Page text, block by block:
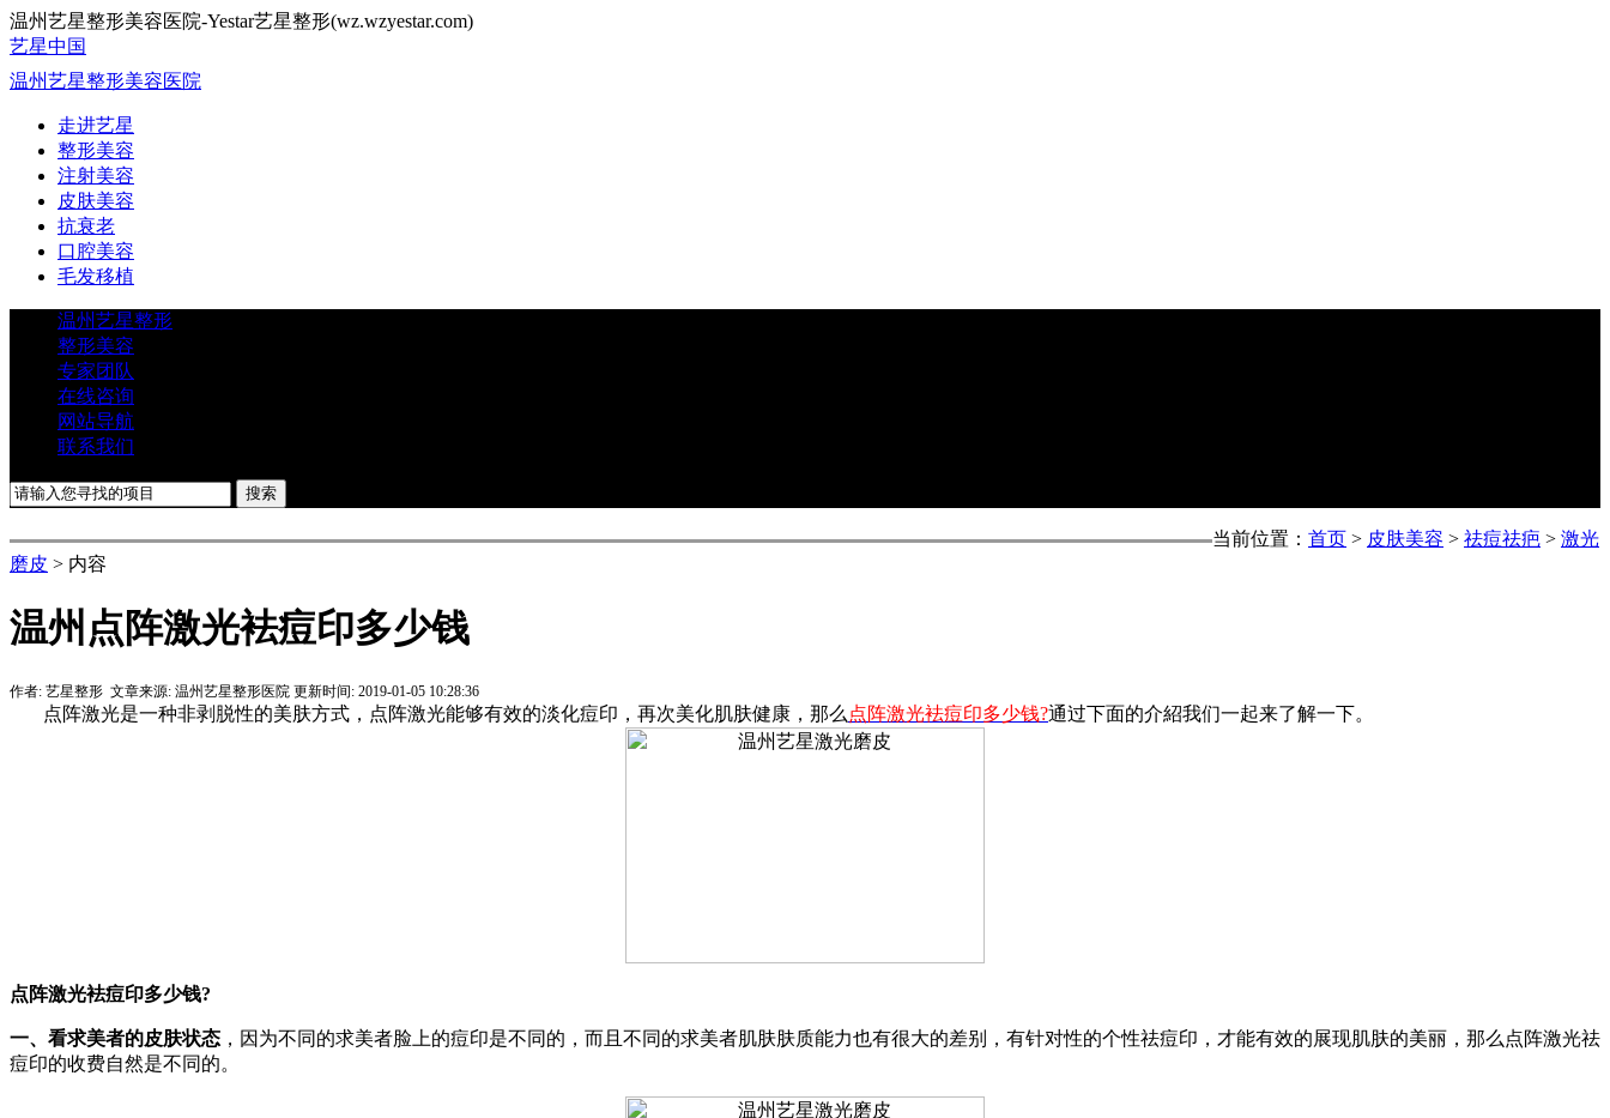
温州艺星整形美容医院-Yestar艺星整形(wz.wzyestar.com)
艺星中国
温州艺星整形美容医院
走进艺星
整形美容
注射美容
皮肤美容
抗衰老
口腔美容
毛发移植
温州艺星整形
整形美容
专家团队
在线咨询
网站导航
联系我们
当前位置： 首页 > 皮肤美容 > 祛痘祛疤 > 激光
磨皮 > 内容
温州点阵激光袪痘印多少钱
作者: 艺星整形 文章来源: 温州艺星整形医院 更新时间: 2019-01-05 10:28:36
点阵激光是一种非剥脱性的美肤方式，点阵激光能够有效的淡化痘印，再次美化肌肤健康，那么 点阵激光袪痘印多少钱?通过下面的介紹我们一起来了解一下。
点阵激光袪痘印多少钱?
一、看求美者的皮肤状态 ，因为不同的求美者脸上的痘印是不同的，而且不同的求美者肌肤肤质能力也有很大的差别，有针对性的个性祛痘印，才能有效的展现肌肤的美丽，那么点阵激光祛
痘印的收费自然是不同的。